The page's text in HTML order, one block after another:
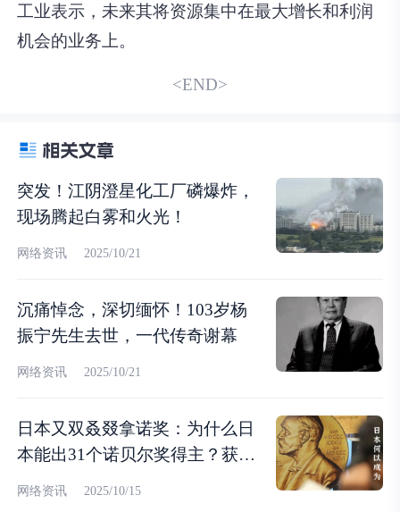
工业表示，未来其将资源集中在最大增长和利润
机会的业务上。
<END>
突发！江阴澄星化工厂磷爆炸，
现场腾起白雾和火光！
网络资讯 2025/10/21
沉痛悼念，深切缅怀！103岁杨
振宁先生去世，一代传奇谢幕
网络资讯 2025/10/21
日本又双叒叕拿诺奖：为什么日
本能出31个诺贝尔奖得主？获奖
人数断档领先亚洲第一？
网络资讯 2025/10/15